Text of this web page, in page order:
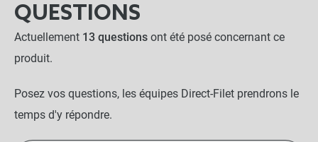
QUESTIONS
Actuellement 13 questions ont été posé concernant ce
produit.
Posez vos questions, les équipes Direct-Filet prendrons le
temps d'y répondre.